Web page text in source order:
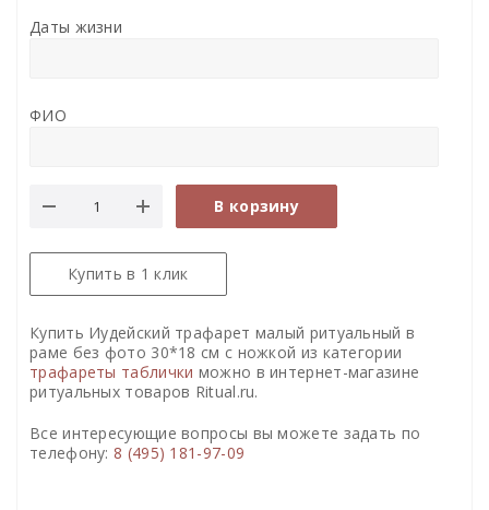
Даты жизни
ФИО
В корзину
Купить в 1 клик
Купить Иудейский трафарет малый ритуальный в
раме без фото 30*18 см с ножкой из категории
трафареты таблички можно в интернет-магазине
ритуальных товаров Ritual.ru.
Все интересующие вопросы вы можете задать по
телефону: 8 (495) 181-97-09